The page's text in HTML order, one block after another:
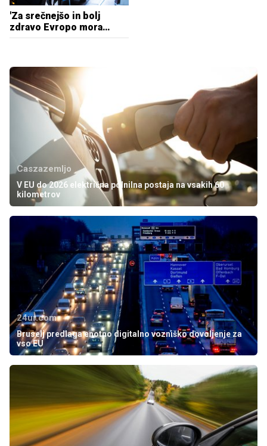
'Za srečnejšo in bolj
zdravo Evropo mora
promet temeljiti na
Caszazemljo
V EU do 2026 električna polnilna postaja na vsakih 60
kilometrov
24ur.com
Bruselj predlaga enotno digitalno vozniško dovoljenje za
vso EU